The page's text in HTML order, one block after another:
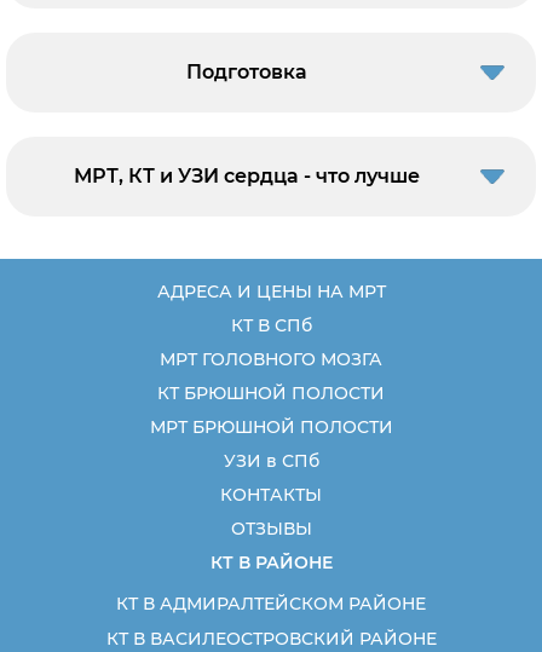
Подготовка
МРТ, КТ и УЗИ сердца - что лучше
АДРЕСА И ЦЕНЫ НА МРТ
КТ В СПб
МРТ ГОЛОВНОГО МОЗГА
КТ БРЮШНОЙ ПОЛОСТИ
МРТ БРЮШНОЙ ПОЛОСТИ
УЗИ в СПб
КОНТАКТЫ
ОТЗЫВЫ
КТ В РАЙОНЕ
КТ В АДМИРАЛТЕЙСКОМ РАЙОНЕ
КТ В ВАСИЛЕОСТРОВСКИЙ РАЙОНЕ